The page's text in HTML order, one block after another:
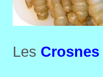
Les Crosnes